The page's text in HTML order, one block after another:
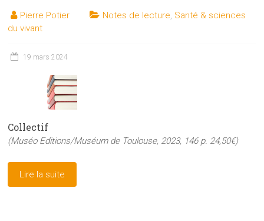
Pierre Potier Notes de lecture, Santé & sciences
du vivant
19 mars 2024
Collectif
(Muséo Editions/Muséum de Toulouse, 2023, 146 p. 24,50€)
Lire la suite